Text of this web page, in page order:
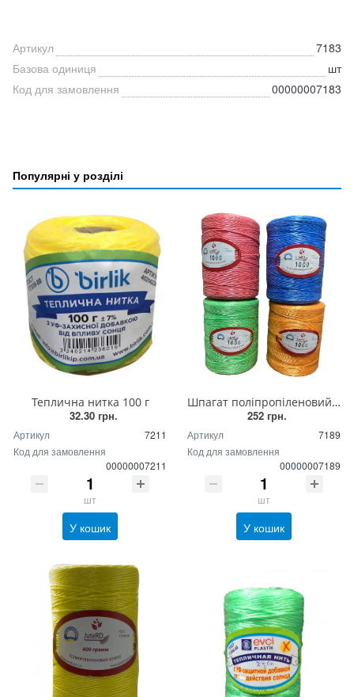
Артикул
7183
Базова одиниця
шт
Код для замовлення
00000007183
Популярні у розділі
Теплична нитка 100 г
32.30 грн.
Артикул
7211
Код для замовлення
00000007211
шт
У кошик
Шпагат поліпропіленовий Jute RD 1000 грам
252 грн.
Артикул
7189
Код для замовлення
00000007189
шт
У кошик